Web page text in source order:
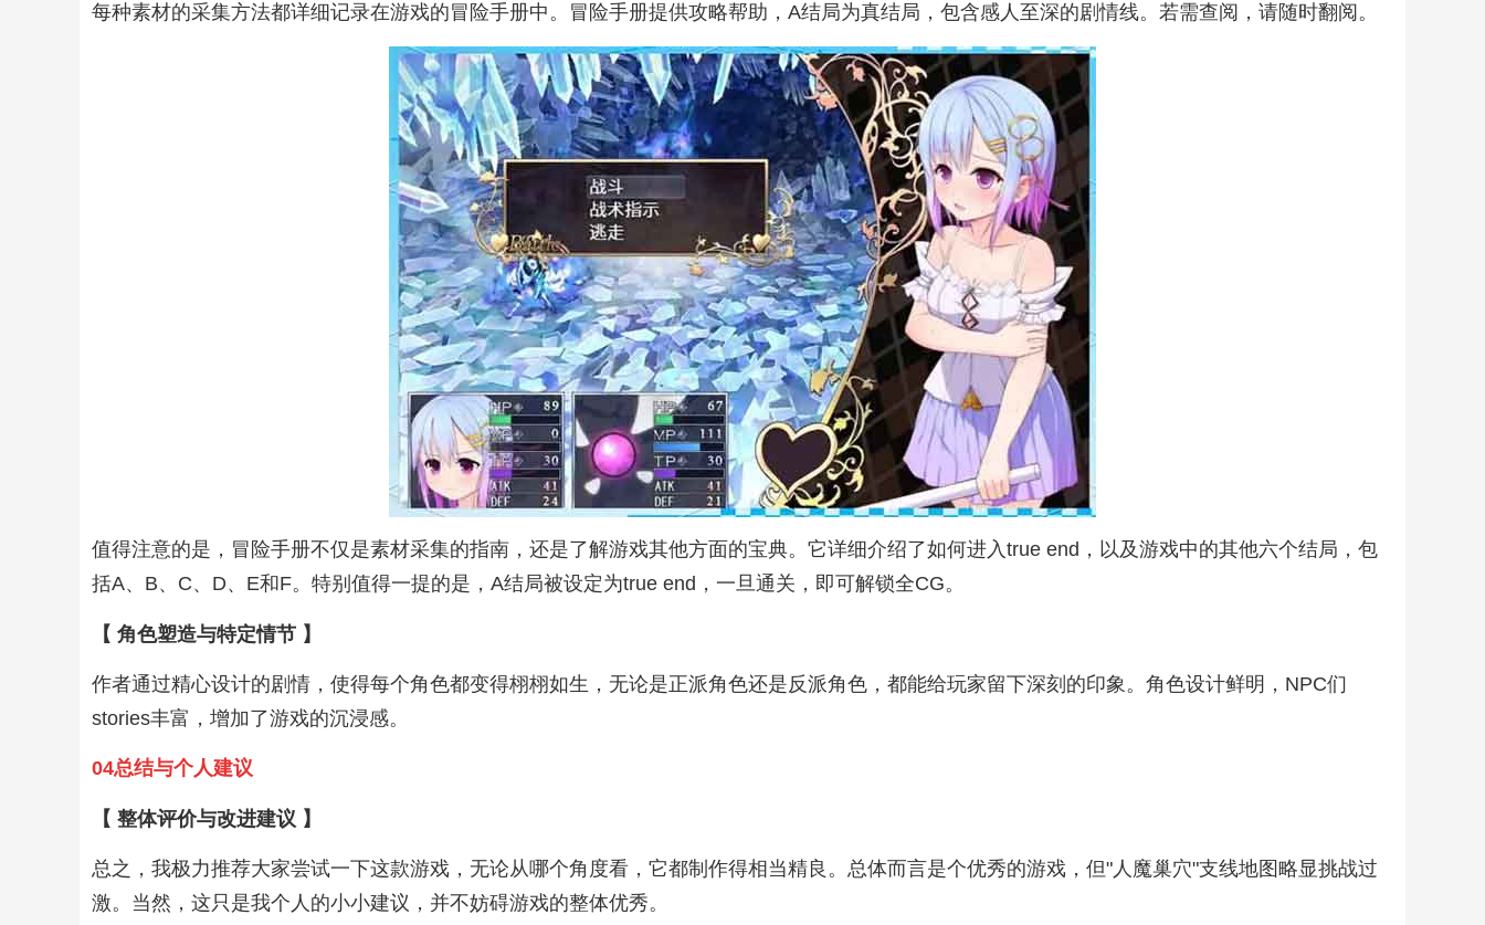
每种素材的采集方法都详细记录在游戏的冒险手册中。冒险手册提供攻略帮助，A结局为真结局，包含感人至深的剧情线。若需查阅，请随时翻阅。
值得注意的是，冒险手册不仅是素材采集的指南，还是了解游戏其他方面的宝典。它详细介绍了如何进入true end，以及游戏中的其他六个结局，包
括A、B、C、D、E和F。特别值得一提的是，A结局被设定为true end，一旦通关，即可解锁全CG。
【 角色塑造与特定情节 】
作者通过精心设计的剧情，使得每个角色都变得栩栩如生，无论是正派角色还是反派角色，都能给玩家留下深刻的印象。角色设计鲜明，NPC们
stories丰富，增加了游戏的沉浸感。
04总结与个人建议
【 整体评价与改进建议 】
总之，我极力推荐大家尝试一下这款游戏，无论从哪个角度看，它都制作得相当精良。总体而言是个优秀的游戏，但"人魔巢穴"支线地图略显挑战过
激。当然，这只是我个人的小小建议，并不妨碍游戏的整体优秀。